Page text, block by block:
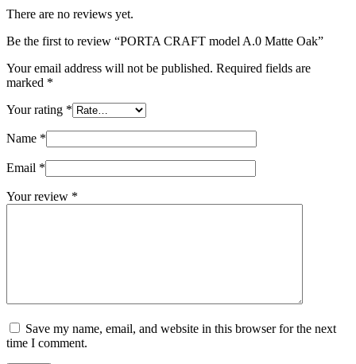
There are no reviews yet.
Be the first to review “PORTA CRAFT model A.0 Matte Oak”
Your email address will not be published. Required fields are
marked *
Your rating *
Name *
Email *
Your review *
Save my name, email, and website in this browser for the next
time I comment.